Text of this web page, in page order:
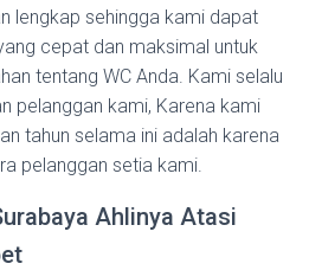
lengkap sehingga kami dapat
cepat dan maksimal untuk
tentang WC Anda. Kami selalu
pelanggan kami, Karena kami
tahun selama ini adalah karena
pelanggan setia kami.
Ahlinya Atasi